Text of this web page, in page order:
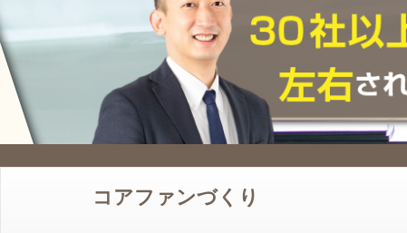
コアファンづくり